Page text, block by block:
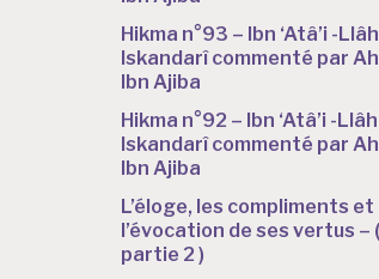
Hikma n°93 – Ibn ‘Atâ’i -
Iskandarî commenté par
Ibn Ajiba
Hikma n°92 – Ibn ‘Atâ’i -
Iskandarî commenté par
Ibn Ajiba
L’éloge, les compliments et
l’évocation de ses vertus – (
partie 2 )